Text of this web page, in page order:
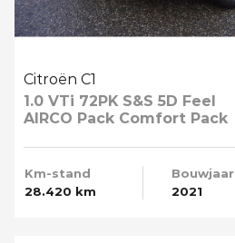
Citroën C1
1.0 VTi 72PK S&S 5D Feel
AIRCO Pack Comfort Pack
Km-stand
28.420 km
Bouwjaar
2021